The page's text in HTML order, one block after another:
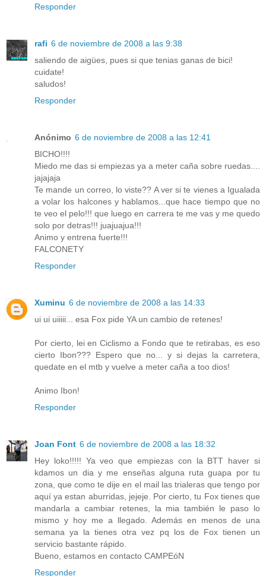
Responder
rafi 6 de noviembre de 2008 a las 9:38
saliendo de aigües, pues si que tenias ganas de bici!
cuidate!
saludos!
Responder
Anónimo 6 de noviembre de 2008 a las 12:41
BICHO!!!!
Miedo me das si empiezas ya a meter caña sobre ruedas....
jajajaja
Te mande un correo, lo viste?? A ver si te vienes a Igualada
a volar los halcones y hablamos...que hace tiempo que no
te veo el pelo!!! que luego en carrera te me vas y me quedo
solo por detras!!! juajuajua!!!
Animo y entrena fuerte!!!
FALCONETY
Responder
Xuminu 6 de noviembre de 2008 a las 14:33
ui ui uiiiii... esa Fox pide YA un cambio de retenes!
Por cierto, lei en Ciclismo a Fondo que te retirabas, es eso
cierto Ibon??? Espero que no... y si dejas la carretera,
quedate en el mtb y vuelve a meter caña a too dios!
Animo Ibon!
Responder
Joan Font 6 de noviembre de 2008 a las 18:32
Hey loko!!!!! Ya veo que empiezas con la BTT haver si
kdamos un dia y me enseñas alguna ruta guapa por tu
zona, que como te dije en el mail las trialeras que tengo por
aquí ya estan aburridas, jejeje. Por cierto, tu Fox tienes que
mandarla a cambiar retenes, la mia también le paso lo
mismo y hoy me a llegado. Además en menos de una
semana ya la tienes otra vez pq los de Fox tienen un
servicio bastante rápido.
Bueno, estamos en contacto CAMPEóN
Responder